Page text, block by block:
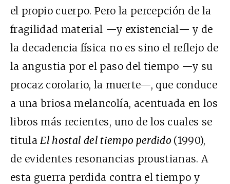
el propio cuerpo. Pero la percepción de la
fragilidad material —y existencial— y de
la decadencia física no es sino el reflejo de
la angustia por el paso del tiempo —y su
procaz corolario, la muerte—, que conduce
a una briosa melancolía, acentuada en los
libros más recientes, uno de los cuales se
titulaEl hostal del tiempo perdido (1990),
de evidentes resonancias proustianas. A
esta guerra perdida contra el tiempo y